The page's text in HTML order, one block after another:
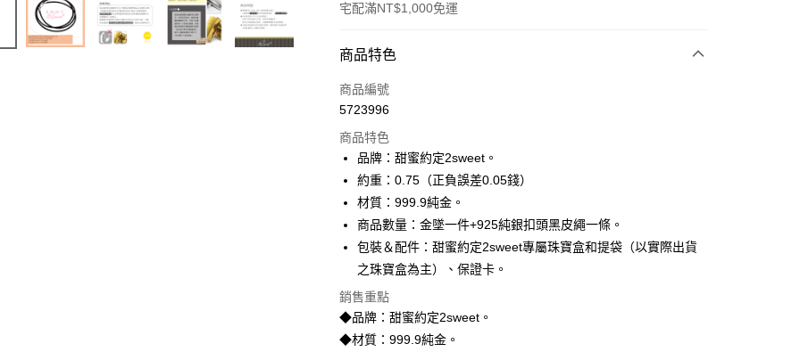
宅配滿NT$1,000免運
付款方式
信用卡一次付款
3 期 0 利率 每期
合作金庫商業銀行
華南商業銀行
國泰世華商業銀行
兆豐國際商業銀行
臺灣中小企業銀行
台中商業銀行
匯豐（台灣）商業銀行
聯邦商業銀行
玉山商業銀行
台新國際商業銀行
6 期 0 利率 每期NT$4,263
合作金庫商業銀行
華南商業銀行
彰化商業銀行
上海商業儲蓄銀行
台北富邦商業銀行
臺灣中小企業銀行
匯豐（台灣）商業銀行
聯邦商業銀行
元大商業銀行
LINE Pay
Apple Pay
街口支付
悠遊付
ATM付款
商品特色
商品編號
5723996
商品特色
品牌：甜蜜約定2sweet。
約重：0.75（正負誤差0.05錢）
材質：999.9純金。
商品數量：金墜一件+925純銀扣頭黑皮繩一條。
包裝＆配件：甜蜜約定2sweet專屬珠寶盒和提袋（以實際出貨
之珠寶盒為主）、保證卡。
銷售重點
◆品牌：甜蜜約定2sweet。
◆材質：999.9純金。